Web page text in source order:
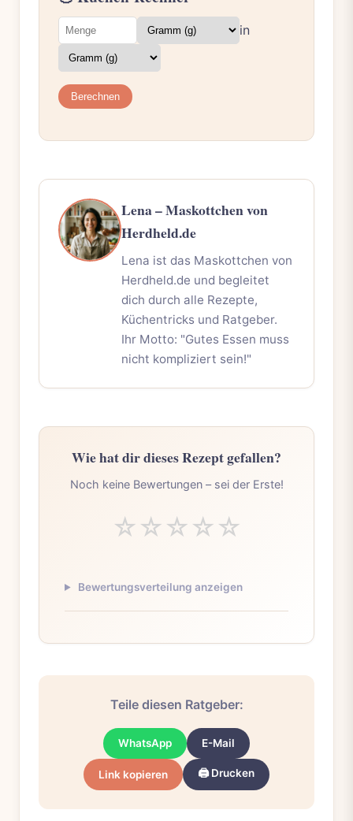
in
Berechnen
Lena – Maskottchen von
Herdheld.de
Lena ist das Maskottchen von
Herdheld.de und begleitet
dich durch alle Rezepte,
Küchentricks und Ratgeber.
Ihr Motto: "Gutes Essen muss
nicht kompliziert sein!"
Wie hat dir dieses Rezept gefallen?
Noch keine Bewertungen – sei der Erste!
☆☆☆☆☆
Bewertungsverteilung anzeigen
Teile diesen Ratgeber:
WhatsApp E-Mail
Link kopieren 🖨️ Drucken